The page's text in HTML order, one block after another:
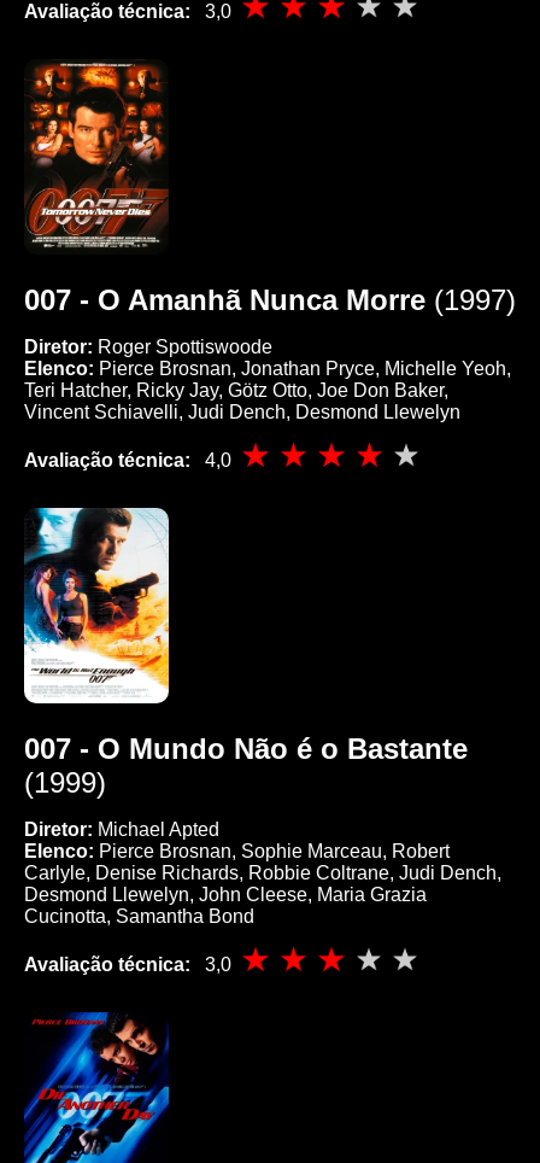
Avaliação técnica: 3,0
007 - O Amanhã Nunca Morre (1997)
Diretor: Roger Spottiswoode
Elenco: Pierce Brosnan, Jonathan Pryce, Michelle Yeoh,
Teri Hatcher, Ricky Jay, Götz Otto, Joe Don Baker,
Vincent Schiavelli, Judi Dench, Desmond Llewelyn
Avaliação técnica: 4,0
007 - O Mundo Não é o Bastante
(1999)
Diretor: Michael Apted
Elenco: Pierce Brosnan, Sophie Marceau, Robert
Carlyle, Denise Richards, Robbie Coltrane, Judi Dench,
Desmond Llewelyn, John Cleese, Maria Grazia
Cucinotta, Samantha Bond
Avaliação técnica: 3,0